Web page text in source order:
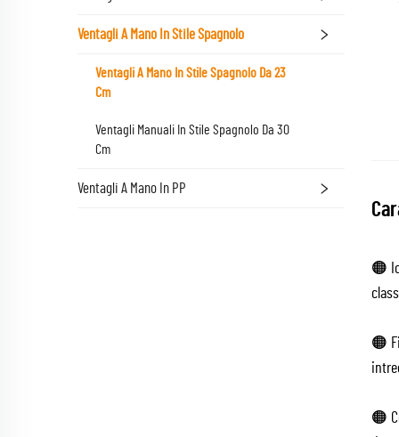
Ventagli A Mano In Stile Spagnolo
Ventagli A Mano In Stile Spagnolo Da 23
Cm
Ventagli Manuali In Stile Spagnolo Da 30
Cm
Ventagli A Mano In PP
🟠
🟠
🟠